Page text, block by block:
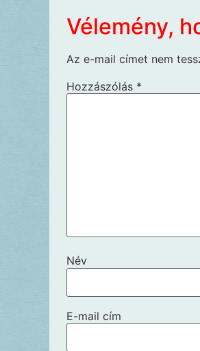
Vélemény,
Az e-mail címet nem
Hozzászólás *
Név
E-mail cím